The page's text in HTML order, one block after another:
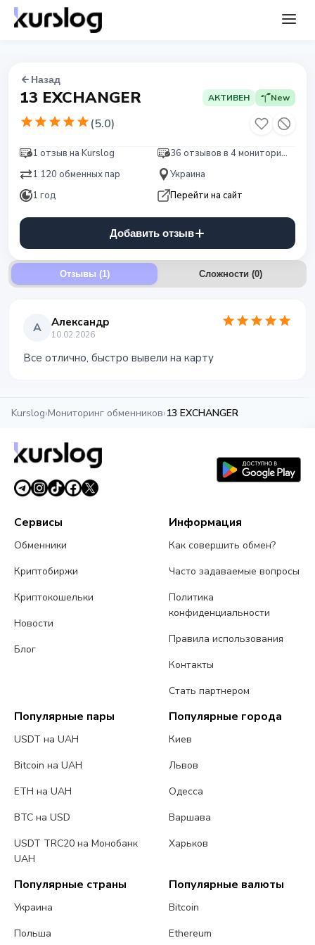
Назад
13 EXCHANGER АКТИВЕН New
(5.0)
1 отзыв на Kurslog
36 отзывов в 4 мониторингах
1 120 обменных пар
Украина
1 год
Перейти на сайт
Добавить отзыв
Отзывы (1) Сложности (0)
А Александр
10.02.2026
Все отлично, быстро вывели на карту
Kurslog›Мониторинг обменников›13 EXCHANGER
Сервисы
Обменники
Криптобиржи
Криптокошельки
Новости
Блог
Информация
Как совершить обмен?
Часто задаваемые вопросы
Политика
конфиденциальности
Правила использования
Контакты
Стать партнером
Популярные пары
USDT на UAH
Bitcoin на UAH
ETH на UAH
BTC на USD
USDT TRC20 на Монобанк
UAH
Популярные города
Киев
Львов
Одесса
Варшава
Харьков
Популярные страны
Украина
Польша
Популярные валюты
Bitcoin
Ethereum